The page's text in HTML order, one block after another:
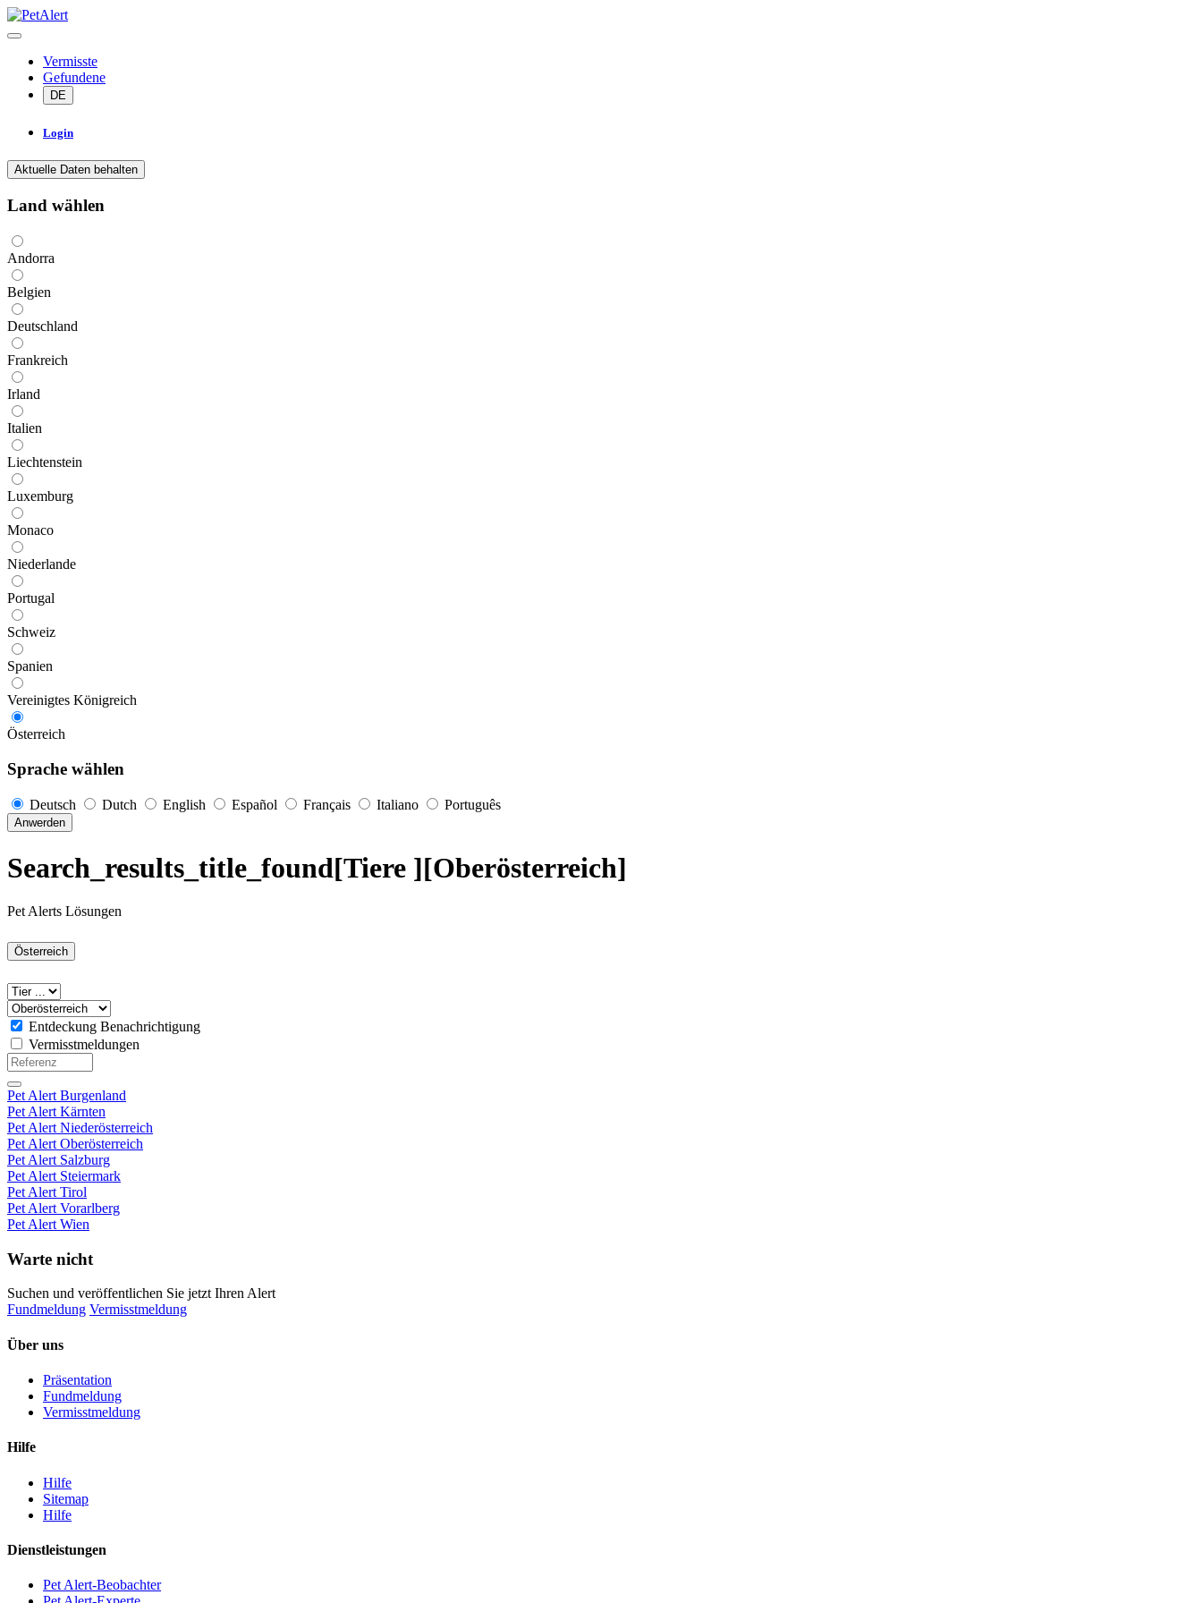
Vermisste
Gefundene
DE
Login
Aktuelle Daten behalten
Land wählen
Andorra
Belgien
Deutschland
Frankreich
Irland
Italien
Liechtenstein
Luxemburg
Monaco
Niederlande
Portugal
Schweiz
Spanien
Vereinigtes Königreich
Österreich
Sprache wählen
Deutsch Dutch English Español Français Italiano Português
Anwerden
Search_results_title_found[Tiere ][Oberösterreich]
Pet Alerts Lösungen
Österreich
Entdeckung Benachrichtigung
Vermisstmeldungen
Pet Alert Burgenland
Pet Alert Kärnten
Pet Alert Niederösterreich
Pet Alert Oberösterreich
Pet Alert Salzburg
Pet Alert Steiermark
Pet Alert Tirol
Pet Alert Vorarlberg
Pet Alert Wien
Warte nicht
Suchen und veröffentlichen Sie jetzt Ihren Alert
Fundmeldung Vermisstmeldung
Über uns
Präsentation
Fundmeldung
Vermisstmeldung
Hilfe
Hilfe
Sitemap
Hilfe
Dienstleistungen
Pet Alert-Beobachter